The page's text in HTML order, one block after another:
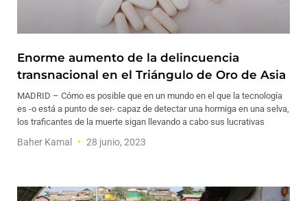
Enorme aumento de la delincuencia
transnacional en el Triángulo de Oro de Asia
MADRID – Cómo es posible que en un mundo en el que la tecnología
es -o está a punto de ser- capaz de detectar una hormiga en una selva,
los traficantes de la muerte sigan llevando a cabo sus lucrativas
Baher Kamal 28 junio, 2023